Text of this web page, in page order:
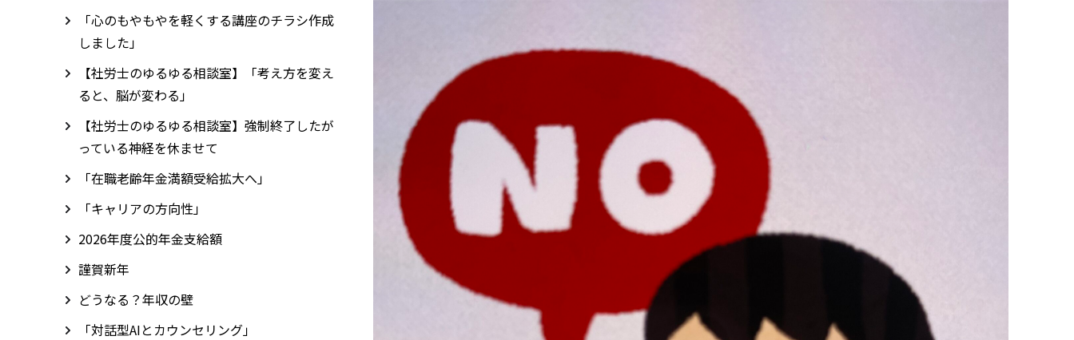
「心のもやもやを軽くする講座のチラシ作成
しました」
【社労士のゆるゆる相談室】「考え方を変え
ると、脳が変わる」
【社労士のゆるゆる相談室】強制終了したが
っている神経を休ませて
「在職老齢年金満額受給拡大へ」
「キャリアの方向性」
2026年度公的年金支給額
謹賀新年
どうなる？年収の壁
「対話型AIとカウンセリング」